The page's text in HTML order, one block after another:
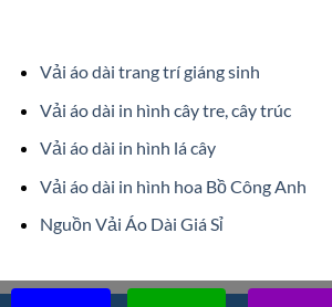
Vải áo dài trang trí giáng sinh
Vải áo dài in hình cây tre, cây trúc
Vải áo dài in hình lá cây
Vải áo dài in hình hoa Bồ Công Anh
Nguồn Vải Áo Dài Giá Sỉ